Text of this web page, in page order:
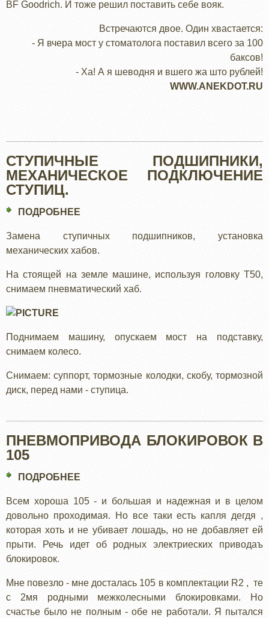
ВОЕННЫЕ
BF Goodrich. И тоже решил поставить себе вояк.
Встречаются двое. Один хвастается:
- Я вчера мост у стоматолога поставил всего за 100
баксов!
- Ха! А я шеводня и вшего жа што рублей!
WWW.ANEKDOT.RU
СТУПИЧНЫЕ ПОДШИПНИКИ,
МЕХАНИЧЕСКОЕ ПОДКЛЮЧЕНИЕ
СТУПИЦ.
ПОДРОБНЕЕ
ПОДШИПНИКИ,
МЕХАНИЧЕСКОЕ
СТУПИЦ.
Замена ступичных подшипников, установка
механических хабов.
На стоящей на земле машине, используя головку Т50,
снимаем пневматический хаб.
Поднимаем машину, опускаем мост на подставку,
снимаем колесо.
Снимаем: суппорт, тормозные колодки, скобу, тормозной
диск, перед нами - ступица.
ПНЕВМОПРИВОДА БЛОКИРОВОК В
105
ПОДРОБНЕЕ
БЛОКИРОВОК
В
105
Всем хороша 105 - и большая и надежная и в целом
довольно проходимая. Но все таки есть капля дегдя ,
которая хоть и не убивает лошадь, но не добавляет ей
прыти. Речь идет об родных электриеских приводаъ
блокировок.
Мне повезло - мне досталась 105 в комплектации R2 , те
с 2мя родными межколесными блокировками. Но
счастье было не полным - обе не работали. Я пытался